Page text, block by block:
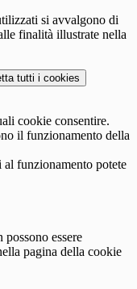
si avvalgono di
finalità illustrate nella
tutti i cookies
cookie consentire.
il funzionamento della
al funzionamento potete
essere
pagina della cookie